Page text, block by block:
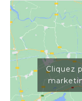
Cliquez